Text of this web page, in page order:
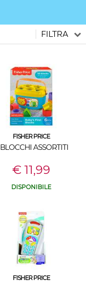
FILTRA
FISHER PRICE
BLOCCHI ASSORTITI
€ 11,99
DISPONIBILE
FISHER PRICE